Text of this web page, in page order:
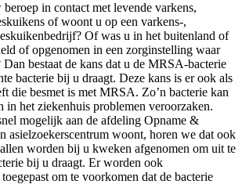
in contact met levende varkens,
of woont u op een varkens-,
Of was u in het buitenland of
of opgenomen in een zorginstelling waar
Dan bestaat de kans dat u de MRSA-bacterie
bacterie bij u draagt. Deze kans is er ook als
die besmet is met MRSA. Zo’n bacterie kan
in het ziekenhuis problemen veroorzaken.
mogelijk aan de afdeling Opname &
asielzoekerscentrum woont, horen we dat ook
worden bij u kweken afgenomen om uit te
bij u draagt. Er worden ook
om te voorkomen dat de bacterie